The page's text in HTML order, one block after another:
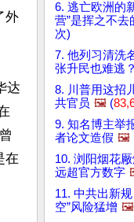
外
达
在
6. 逃亡欧洲的
营”是挥之不去
次)
7. 他列习清洗
张升民也难逃？
8. 川普用这招
共官员 🖼️ (
9. 知名博主举
者论文造假 🖼️
10. 浏阳烟花
远超官方数字
11. 中共出新
空”风险猛增 🖼️